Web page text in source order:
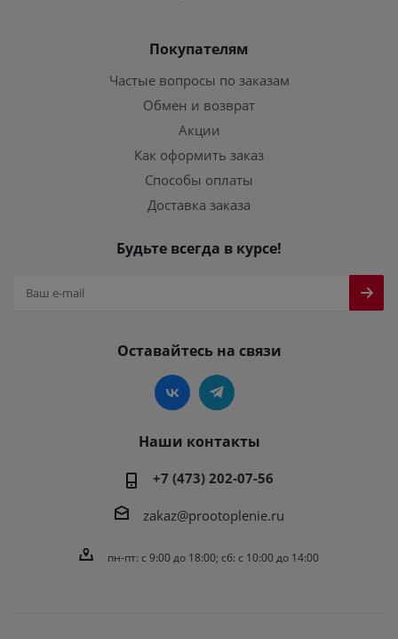
Покупателям
Частые вопросы по заказам
Обмен и возврат
Акции
Как оформить заказ
Способы оплаты
Доставка заказа
Будьте всегда в курсе!
Оставайтесь на связи
Наши контакты
+7 (473) 202-07-56
zakaz@prootoplenie.ru
пн-пт: c 9:00 до 18:00; сб: с 10:00 до 14:00